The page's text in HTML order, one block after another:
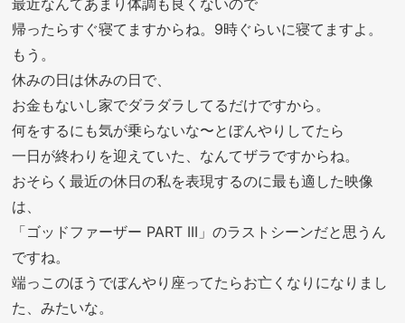
最近なんてあまり体調も良くないので
帰ったらすぐ寝てますからね。9時ぐらいに寝てますよ。
もう。
休みの日は休みの日で、
お金もないし家でダラダラしてるだけですから。
何をするにも気が乗らないな〜とぼんやりしてたら
一日が終わりを迎えていた、なんてザラですからね。
おそらく最近の休日の私を表現するのに最も適した映像
は、
「ゴッドファーザー PART III」のラストシーンだと思うん
ですね。
端っこのほうでぼんやり座ってたらお亡くなりになりまし
た、みたいな。